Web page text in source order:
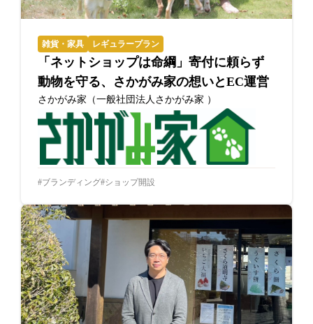
雑貨・家具 レギュラープラン
「ネットショップは命綱」寄付に頼らず
動物を守る、さかがみ家の想いとEC運営
さかがみ家（一般社団法人さかがみ家 ）
ブランディング ショップ開設